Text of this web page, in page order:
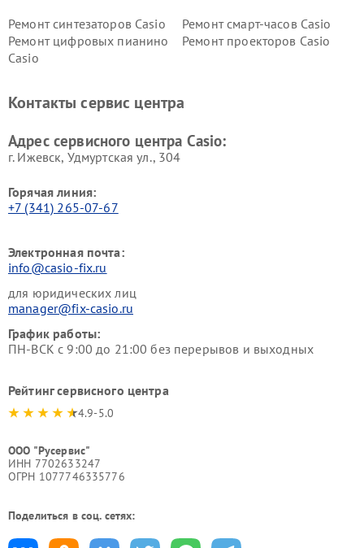
Ремонт синтезаторов Casio
Ремонт смарт-часов Casio
Ремонт цифровых пианино
Casio
Ремонт проекторов Casio
Контакты сервис центра
Адрес сервисного центра Casio:
г. Ижевск, Удмуртская ул., 304
Горячая линия:
+7 (341) 265-07-67
Электронная почта:
info@casio-fix.ru
для юридических лиц
manager@fix-casio.ru
График работы:
ПН-ВСК с 9:00 до 21:00 без перерывов и выходных
Рейтинг сервисного центра
4.9-5.0
ООО "Русервис"
ИНН 7702633247
ОГРН 1077746335776
Поделиться в соц. сетях: